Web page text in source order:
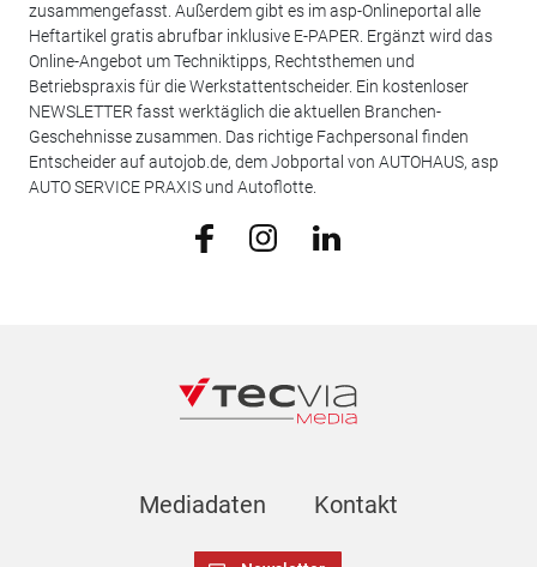
zusammengefasst. Außerdem gibt es im asp-Onlineportal alle
Heftartikel gratis abrufbar inklusive E-PAPER. Ergänzt wird das
Online-Angebot um Techniktipps, Rechtsthemen und
Betriebspraxis für die Werkstattentscheider. Ein kostenloser
NEWSLETTER fasst werktäglich die aktuellen Branchen-
Geschehnisse zusammen. Das richtige Fachpersonal finden
Entscheider auf autojob.de, dem Jobportal von AUTOHAUS, asp
AUTO SERVICE PRAXIS und Autoflotte.
Mediadaten Kontakt